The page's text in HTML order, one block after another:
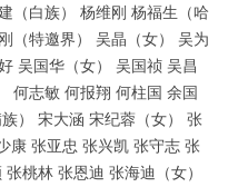
（白族） 杨维刚 杨福生（哈
（特邀界） 吴晶（女） 吴为
吴国华（女） 吴国祯 吴昌
何志敏 何报翔 何柱国 余国
） 宋大涵 宋纪蓉（女） 张
康 张亚忠 张兴凯 张守志 张
桃林 张恩迪 张海迪（女）